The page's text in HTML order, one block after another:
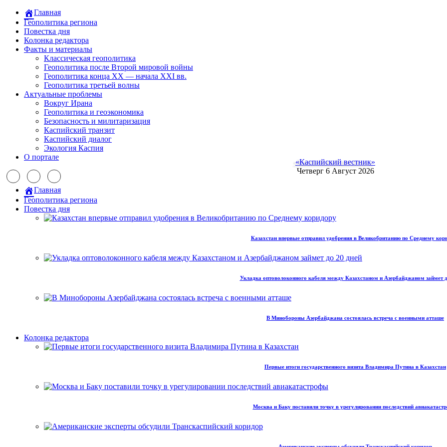
Главная
Геополитика региона
Повестка дня
Колонка редактора
Факты и материалы
Классическая геополитика
Геополитика после Второй мировой войны
Геополитика конца XX — начала XXI вв.
Геополитика третьей волны
Актуальные проблемы
Вокруг Ирана
Геополитика и геоэкономика
Безопасность и милитаризация
Каспийский транзит
Каспийский диалог
Экология Каспия
О портале
«Каспийский вестник»
Четверг 6 Август 2026
Главная
Геополитика региона
Повестка дня
Казахстан впервые отправил удобрения в Великобританию по Среднему
Укладка оптоволоконного кабеля между Казахстаном и Азербайджаном займет
В Минобороны Азербайджана состоялась встреча с военными атташе
Колонка редактора
Первые итоги государственного визита Владимира Путина в Казахстан
Москва и Баку поставили точку в урегулировании последствий